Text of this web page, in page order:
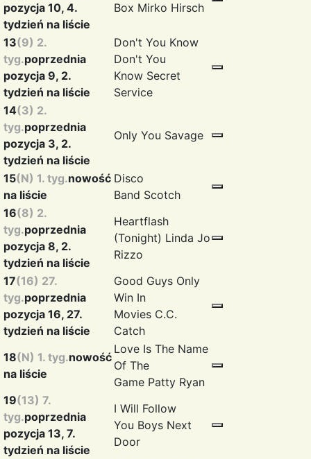
pozycja 10, 4.
tydzień na liście
Box Mirko Hirsch
13(9) 2.
tyg.poprzednia
pozycja 9, 2.
tydzień na liście
Don't You Know
Don't You
Know Secret
Service
14(3) 2.
tyg.poprzednia
pozycja 3, 2.
tydzień na liście
Only You Savage
15(N) 1. tyg.nowość
na liście
Disco
Band Scotch
16(8) 2.
tyg.poprzednia
pozycja 8, 2.
tydzień na liście
Heartflash
(Tonight) Linda Jo
Rizzo
17(16) 27.
tyg.poprzednia
pozycja 16, 27.
tydzień na liście
Good Guys Only
Win In
Movies C.C.
Catch
18(N) 1. tyg.nowość
na liście
Love Is The Name
Of The
Game Patty Ryan
19(13) 7.
tyg.poprzednia
pozycja 13, 7.
tydzień na liście
I Will Follow
You Boys Next
Door